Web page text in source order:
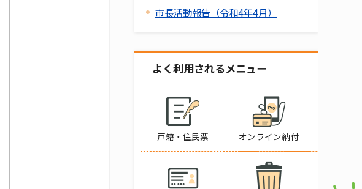
市長活動報告（令和4年4月）
よく利用されるメニュー
戸籍・住民票 オンライン納付